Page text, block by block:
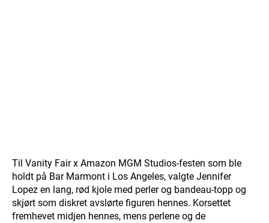
Til Vanity Fair x Amazon MGM Studios-festen som ble
holdt på Bar Marmont i Los Angeles, valgte Jennifer
Lopez en lang, rød kjole med perler og bandeau-topp og
skjørt som diskret avslørte figuren hennes. Korsettet
fremhevet midjen hennes, mens perlene og de